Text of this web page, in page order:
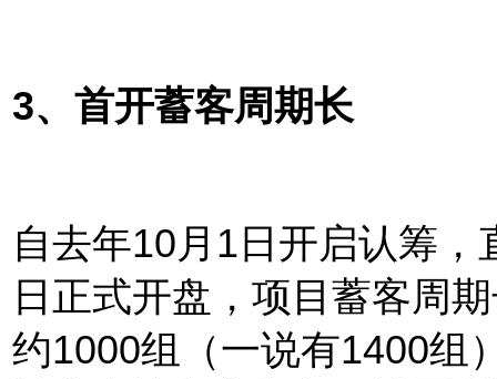
3、首开蓄客周期长
自去年10月1日开启认筹，
日正式开盘，项目蓄客周
约1000组（一说有1400组